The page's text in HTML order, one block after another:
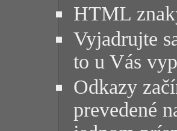
HTML
Vyjadrujte
to u Vás
Odkazy
prevedené